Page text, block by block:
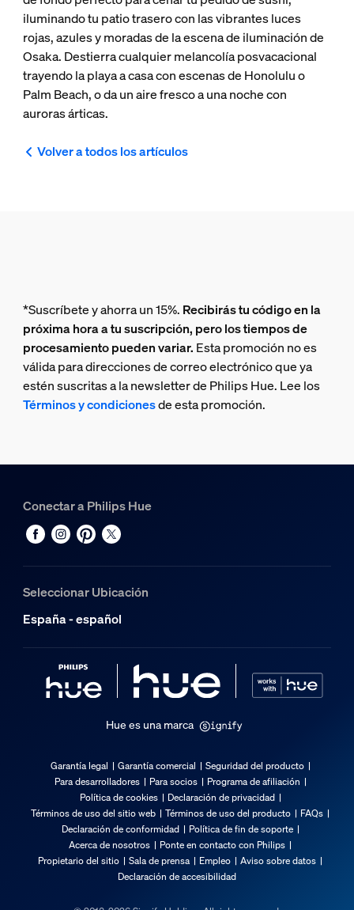
iluminando tu patio trasero con las vibrantes luces
rojas, azules y moradas de la escena de iluminación de
Osaka. Destierra cualquier melancolía posvacacional
trayendo la playa a casa con escenas de Honolulu o
Palm Beach, o da un aire fresco a una noche con
auroras árticas.
Volver a todos los artículos
*Suscríbete y ahorra un 15%. Recibirás tu código en la
próxima hora a tu suscripción, pero los tiempos de
procesamiento pueden variar. Esta promoción no es
válida para direcciones de correo electrónico que ya
estén suscritas a la newsletter de Philips Hue. Lee los
Términos y condicionesde esta promoción.
Conectar a Philips Hue
Seleccionar Ubicación
España - español
Hue es una marca
Garantía legal Garantía comercial
Seguridad del producto
Para desarrolladores
Para socios
Programa de afiliación
Política de cookies
Declaración de privacidad
Términos de uso del sitio web
Términos de uso del producto
FAQs
Declaración de conformidad
Política de fin de soporte
Acerca de nosotros
Ponte en contacto con Philips
Propietario del sitio
Sala de prensa Empleo
Aviso sobre datos
Declaración de accesibilidad